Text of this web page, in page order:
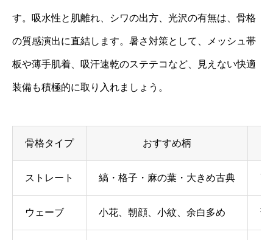
す。吸水性と肌離れ、シワの出方、光沢の有無は、骨格
の質感演出に直結します。暑さ対策として、メッシュ帯
板や薄手肌着、吸汗速乾のステテコなど、見えない快適
装備も積極的に取り入れましょう。
骨格タイプ おすすめ柄
ストレート 縞・格子・麻の葉・大きめ古典 高
ウェーブ 小花、朝顔、小紋、余白多め 薄